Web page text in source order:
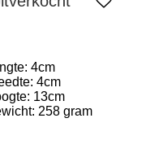
4cm
4cm
13cm
258 gram